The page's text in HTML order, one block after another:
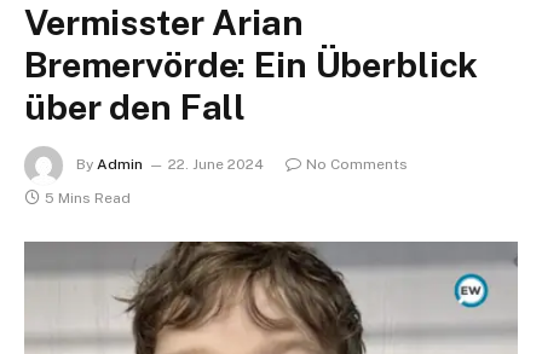
Vermisster Arian
Bremervörde: Ein Überblick
über den Fall
By Admin 22. June 2024
No Comments
5 Mins Read